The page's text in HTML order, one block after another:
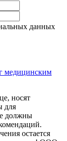
данных
медицинским
носят
для
должны
остается